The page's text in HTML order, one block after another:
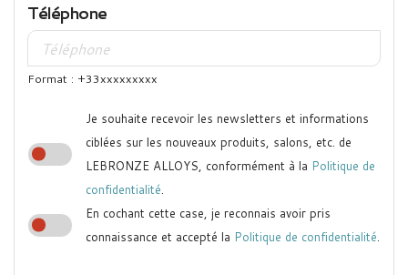
Téléphone
Format : +33xxxxxxxxx
Je souhaite recevoir les newsletters et informations
ciblées sur les nouveaux produits, salons, etc. de
LEBRONZE ALLOYS, conformément à la Politique de
confidentialité.
En cochant cette case, je reconnais avoir pris
connaissance et accepté la Politique de confidentialité.